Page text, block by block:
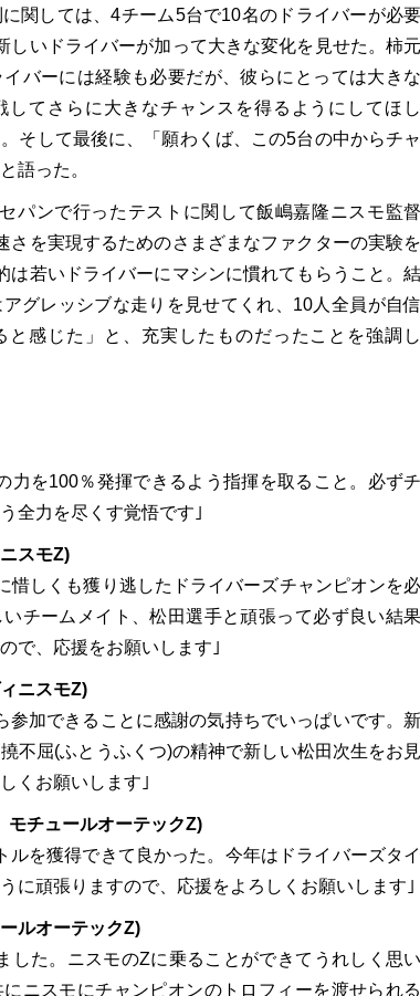
関しては、4チーム5台で10名のドライバーが必要
しいドライバーが加って大きな変化を見せた。柿元
バーには経験も必要だが、彼らにとっては大きな
してさらに大きなチャンスを得るようにしてほし
そして最後に、「願わくば、この5台の中からチャ
語った。
パンで行ったテストに関して飯嶋嘉隆ニスモ監督
さを実現するためのさまざまなファクターの実験を
は若いドライバーにマシンに慣れてもらうこと。結
グレッシブな走りを見せてくれ、10人全員が自信
と感じた」と、充実したものだったことを強調し
を100％発揮できるよう指揮を取ること。必ずチ
全力を尽くす覚悟です｣
スモZ)
しくも獲り逃したドライバーズチャンピオンを必
チームメイト、松田選手と頑張って必ず良い結果
で、応援をお願いします｣
ニスモZ)
加できることに感謝の気持ちでいっぱいです。新
不屈(ふとうふくつ)の精神で新しい松田次生をお見
くお願いします｣
チュールオーテックZ)
を獲得できて良かった。今年はドライバーズタイ
に頑張りますので、応援をよろしくお願いします｣
ルオーテックZ)
した。ニスモのZに乗ることができてうれしく思い
ニスモにチャンピオンのトロフィーを渡せられる